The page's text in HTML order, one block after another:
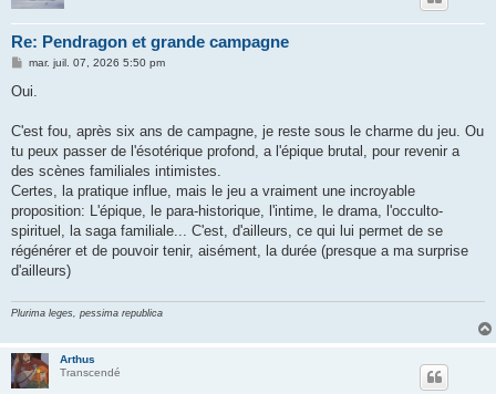
Re: Pendragon et grande campagne
M
s
g
mar. juil. 07, 2026 5:50 pm
Oui.
C'est fou, après six ans de campagne, je reste sous le charme du jeu. Ou
tu peux passer de l'ésotérique profond, a l'épique brutal, pour revenir a
des scènes familiales intimistes.
Certes, la pratique influe, mais le jeu a vraiment une incroyable
proposition: L'épique, le para-historique, l'intime, le drama, l'occulto-
spirituel, la saga familiale... C'est, d'ailleurs, ce qui lui permet de se
régénérer et de pouvoir tenir, aisément, la durée (presque a ma surprise
d'ailleurs)
Plurima leges, pessima republica
Arthus
Transcendé